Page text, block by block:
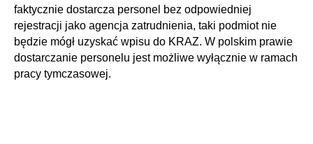
faktycznie dostarcza personel bez odpowiedniej
rejestracji jako agencja zatrudnienia, taki podmiot nie
będzie mógł uzyskać wpisu do KRAZ. W polskim prawie
dostarczanie personelu jest możliwe wyłącznie w ramach
pracy tymczasowej.